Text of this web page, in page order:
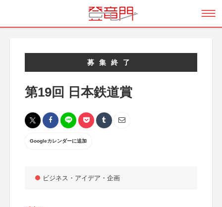
募集終了
第19回 日本鉄道賞
Googleカレンダーに追加
ビジネス・アイデア・企画